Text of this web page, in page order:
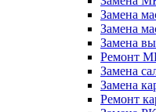
Замена
Замена
Замена
Ремонт
Замена
Замена
Ремонт